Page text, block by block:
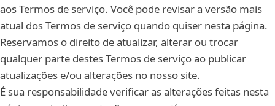
aos Termos de serviço. Você pode revisar a versão mais
atual dos Termos de serviço quando quiser nesta página.
Reservamos o direito de atualizar, alterar ou trocar
qualquer parte destes Termos de serviço ao publicar
atualizações e/ou alterações no nosso site.
É sua responsabilidade verificar as alterações feitas nesta